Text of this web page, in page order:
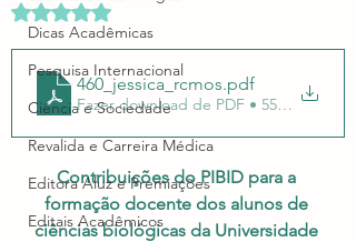
Dicas Acadêmicas
Pesquisa Internacional
Ciência e Sociedade
Revalida e Carreira Médica
Editora Aluz e Premiações
Editais Acadêmicos
Avaliado com NaN de 5 estrelas.
460_jessica_rcmos.pdf
Fazer download de PDF • 558KB
Contribuições do PIBID para a
formação docente dos alunos de
ciências biológicas da Universidade